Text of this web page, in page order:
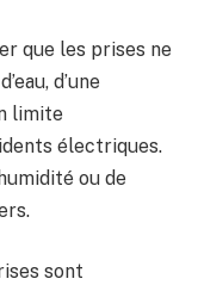
que les prises ne
d’une
limite
électriques.
ou de
sont